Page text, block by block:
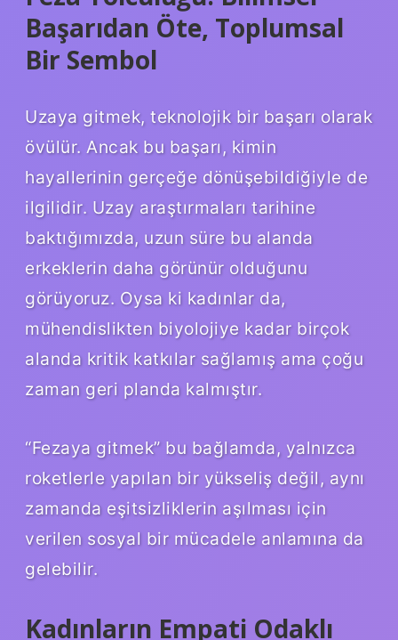
Başarıdan Öte, Toplumsal
Bir Sembol
Uzaya gitmek, teknolojik bir başarı olarak
övülür. Ancak bu başarı, kimin
hayallerinin gerçeğe dönüşebildiğiyle de
ilgilidir. Uzay araştırmaları tarihine
baktığımızda, uzun süre bu alanda
erkeklerin daha görünür olduğunu
görüyoruz. Oysa ki kadınlar da,
mühendislikten biyolojiye kadar birçok
alanda kritik katkılar sağlamış ama çoğu
zaman geri planda kalmıştır.
“Fezaya gitmek” bu bağlamda, yalnızca
roketlerle yapılan bir yükseliş değil, aynı
zamanda eşitsizliklerin aşılması için
verilen sosyal bir mücadele anlamına da
gelebilir.
Kadınların Empati Odaklı